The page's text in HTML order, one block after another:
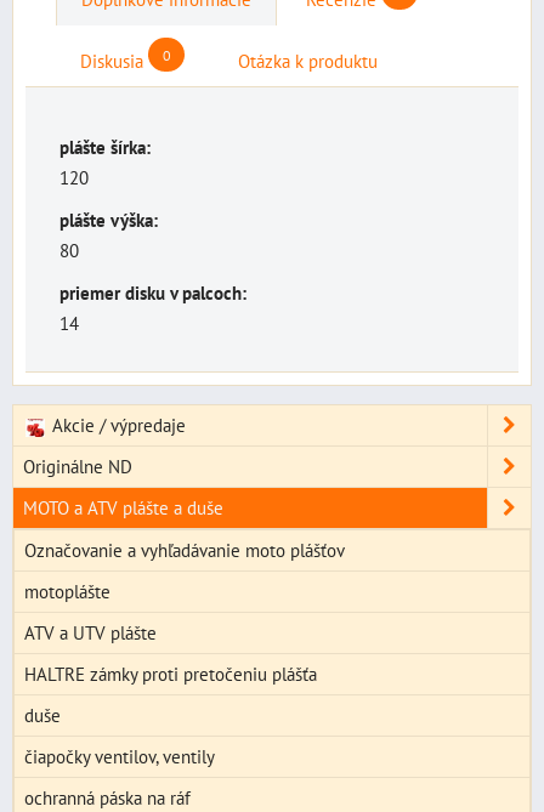
Diskusia 0 Otázka k produktu
plášte šírka:
120
plášte výška:
80
priemer disku v palcoch:
14
Akcie / výpredaje
Originálne ND
MOTO a ATV plášte a duše
Označovanie a vyhľadávanie moto plášťov
motoplášte
ATV a UTV plášte
HALTRE zámky proti pretočeniu plášťa
duše
čiapočky ventilov, ventily
ochranná páska na ráf